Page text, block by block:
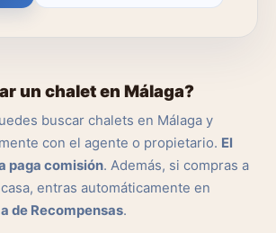
un chalet en Málaga?
buscar chalets en Málaga y
con el agente o propietario. El
paga comisión. Además, si compras a
entras automáticamente en
de Recompensas.